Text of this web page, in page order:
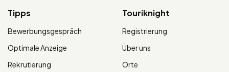
Tipps
Bewerbungsgespräch
Optimale Anzeige
Rekrutierung
Touriknight
Registrierung
Über uns
Orte